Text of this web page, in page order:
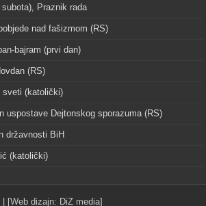
Praznik rada
nad fašizmom (RS)
bajram (prvi dan)
(RS)
sveti (katolički)
uspostave Dejtonskog sporazuma (RS)
državnosti BiH
(katolički)
| [Web dizajn: DiZ media]